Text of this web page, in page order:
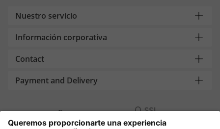
Nuestro servicio
Información corporativa
Contact
Payment and Delivery
Compra segura con